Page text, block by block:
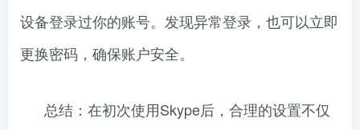
设备登录过你的账号。发现异常登录，也可以立即
更换密码，确保账户安全。
总结：在初次使用Skype后，合理的设置不仅